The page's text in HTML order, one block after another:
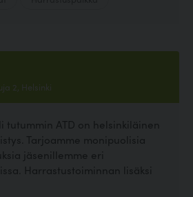
2, Helsinki
tutummin ATD on helsinkiläinen
Tarjoamme monipuolisia
jäsenillemme eri
Harrastustoiminnan lisäksi